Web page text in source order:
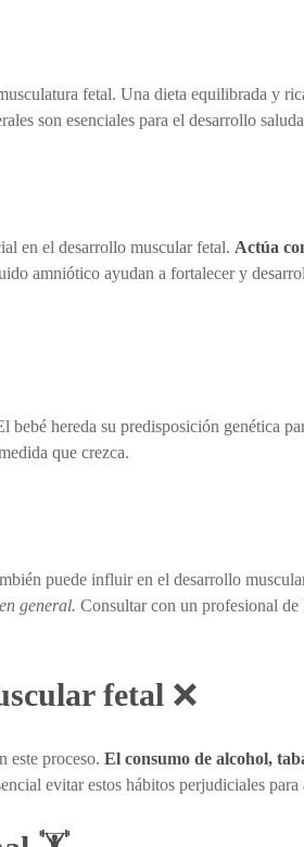
fetal. Una dieta equilibrada y
son esenciales para el desarrollo
en el desarrollo muscular fetal. Actúa
amniótico ayudan a fortalecer y
hereda su predisposición genética
que crezca.
puede influir en el desarrollo
general. Consultar con un profesional de
fetal ❌
este proceso. El consumo de alcohol,
evitar estos hábitos perjudiciales